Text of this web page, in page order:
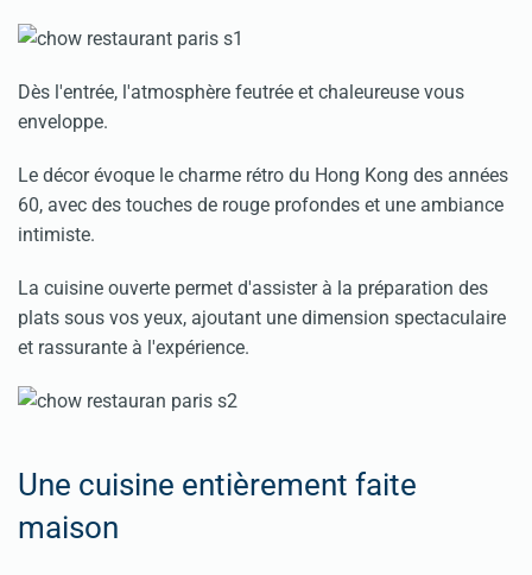
Dès l'entrée, l'atmosphère feutrée et chaleureuse vous
enveloppe.
Le décor évoque le charme rétro du Hong Kong des années
60, avec des touches de rouge profondes et une ambiance
intimiste.
La cuisine ouverte permet d'assister à la préparation des
plats sous vos yeux, ajoutant une dimension spectaculaire
et rassurante à l'expérience.
Une cuisine entièrement faite
maison